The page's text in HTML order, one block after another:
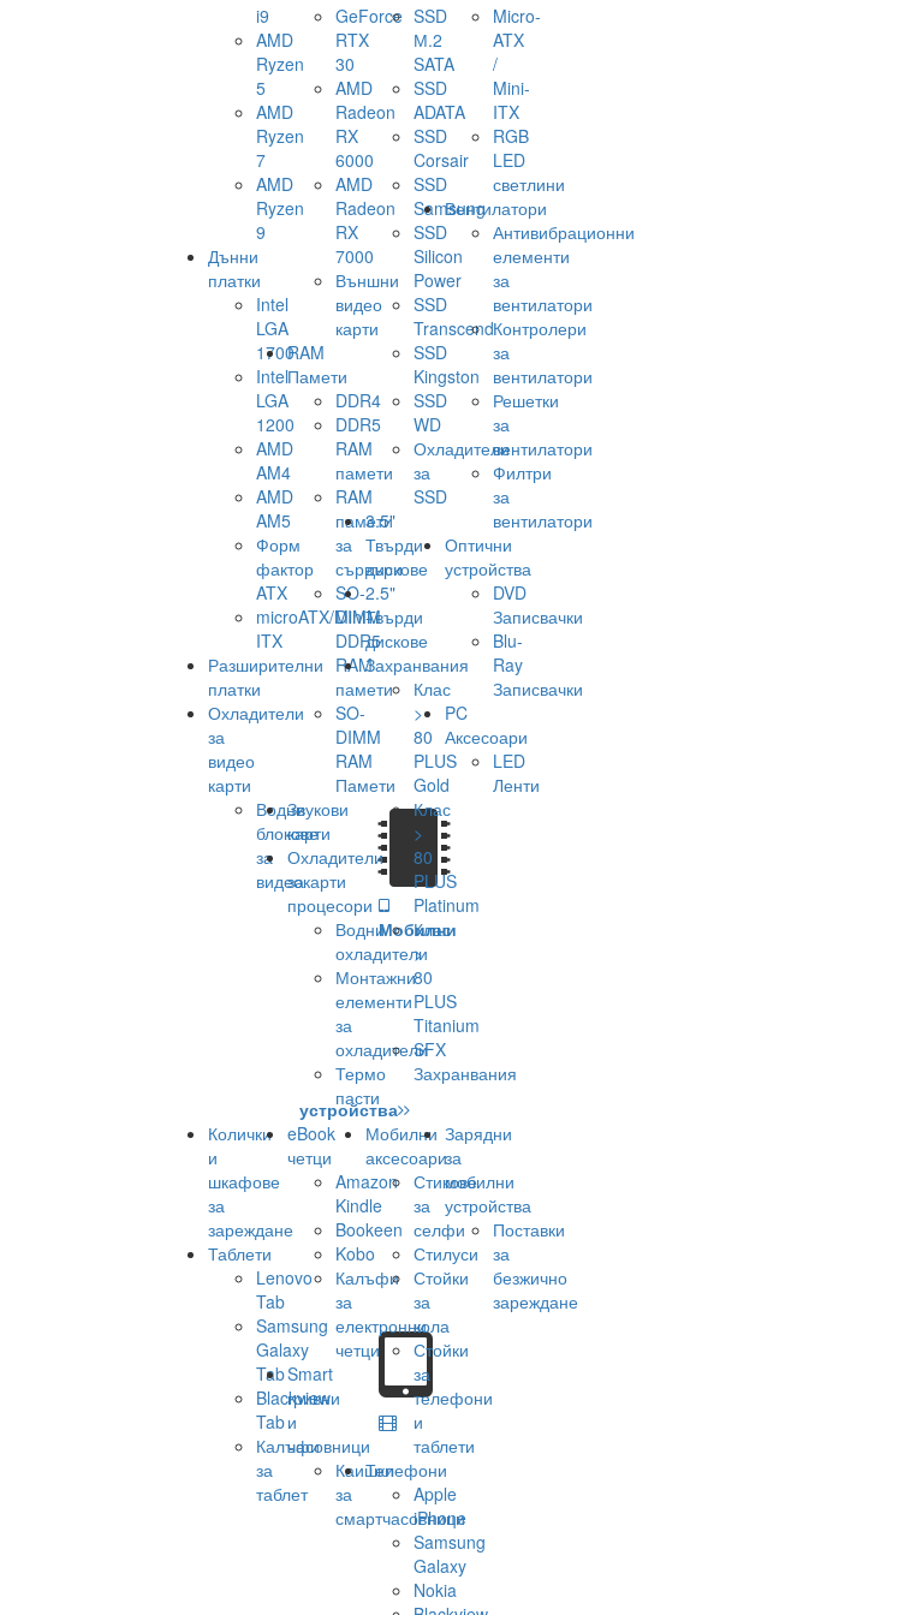
i9
AMD
Ryzen
5
AMD
Ryzen
7
AMD
Ryzen
9
Дънни
платки
Intel
LGA
1700
Intel
LGA
1200
AMD
AM4
AMD
AM5
Форм
фактор
ATX
microATX/Mini-
ITX
Разширителни
платки
Охладители
за
видео
карти
Водни
блокове
за
видеокарти
GeForce
RTX
30
AMD
Radeon
RX
6000
AMD
Radeon
RX
7000
Външни
видео
карти
RAM
Памети
DDR4
DDR5
RAM
памети
RAM
памети
за
сървъри
SO-
DIMM
DDR5
RAM
памети
SO-
DIMM
RAM
Памети
Звукови
карти
Охладители
за
процесори
Водни
охладители
Монтажни
елементи
за
охладители
Термо
пасти
SSD
М.2
SATA
SSD
ADATA
SSD
Corsair
SSD
Samsung
SSD
Silicon
Power
SSD
Transcend
SSD
Kingston
SSD
WD
Охладители
за
SSD
3.5"
Твърди
дискове
2.5"
Твърди
дискове
Захранвания
Клас
>
80
PLUS
Gold
Клас
>
80
PLUS
Platinum
Клас
>
80
PLUS
Titanium
SFX
Захранвания
Micro-
ATX
/
Mini-
ITX
RGB
LED
светлини
Вентилатори
Антивибрационни
елементи
за
вентилатори
Контролери
за
вентилатори
Решетки
за
вентилатори
Филтри
за
вентилатори
Оптични
устройства
DVD
Записвачки
Blu-
Ray
Записвачки
PC
Аксесоари
LED
Ленти
Мобилни
устройства
Колички
и
шкафове
за
зареждане
Таблети
Lenovo
Tab
Samsung
Galaxy
Tab
Blackview
Tab
Калъфи
за
таблет
eBook
четци
Amazon
Kindle
Bookeen
Kobo
Калъфи
за
електронни
четци
Smart
гривни
и
часовници
Каишки
за
смартчасовници
Мобилни
аксесоари
Стикове
за
селфи
Стилуси
Стойки
за
кола
Стойки
за
телефони
и
таблети
Телефони
Apple
iPhone
Samsung
Galaxy
Nokia
Зарядни
за
мобилни
устройства
Поставки
за
безжично
зареждане